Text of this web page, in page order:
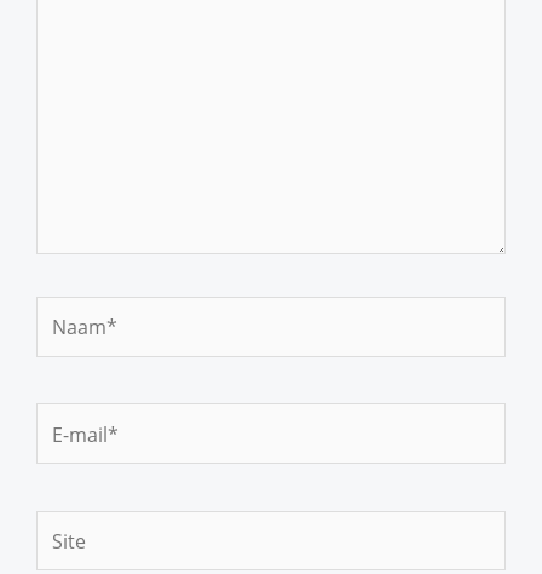
Naam*
mail*